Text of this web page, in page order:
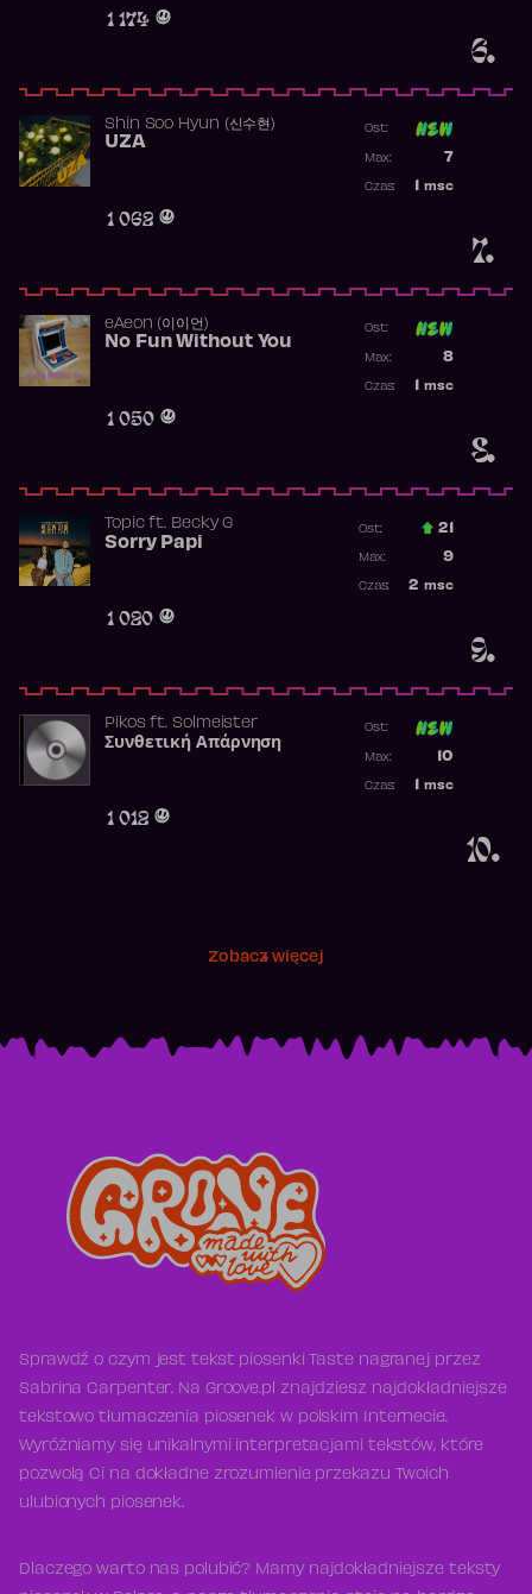
6.
1 174
7.
Shin Soo Hyun (신수현)
UZA
1 062
Ost:
7
Max:
msc
Czas:
8.
​eAeon (이이언)
No Fun Without You
1 050
Ost:
8
Max:
msc
Czas:
9.
Topicft. Becky G
Sorry Papi
1 020
Ost.: 21
9
Max:
2 msc
Czas:
10.
Pikosft. Solmeister
Συνθετική Απάρνηση
1 012
Ost:
10
Max:
msc
Czas:
Zobacz więcej
Sprawdź o czym jest tekst piosenki Taste nagranej przez
Sabrina Carpenter. Na Groove.pl znajdziesz najdokładniejsze
tekstowo tłumaczenia piosenek w polskim Internecie.
Wyróżniamy się unikalnymi interpretacjami tekstów, które
pozwolą Ci na dokładne zrozumienie przekazu Twoich
ulubionych piosenek.
Dlaczego warto nas polubić? Mamy najdokładniejsze teksty